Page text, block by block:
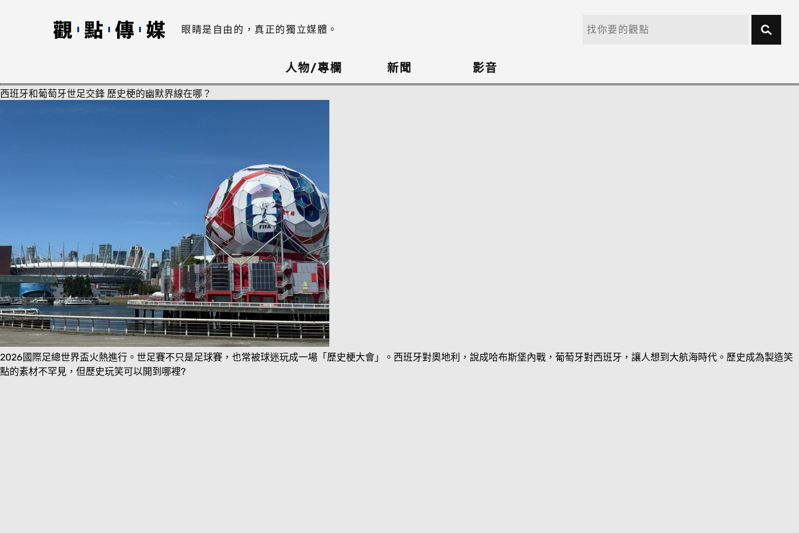
眼睛是自由的，真正的獨立媒體。
人物/專欄 新聞 影音
西班牙和葡萄牙世足交鋒 歷史梗的幽默界線在哪？
2026國際足總世界盃火熱進行。世足賽不只是足球賽，也常被球迷玩成一場「歷史梗大會」。西班牙對奧地利，說成哈布斯堡內戰，葡萄牙對西班牙，讓人想到大航海時代。歷史成為製造笑
點的素材不罕見，但歷史玩笑可以開到哪裡?